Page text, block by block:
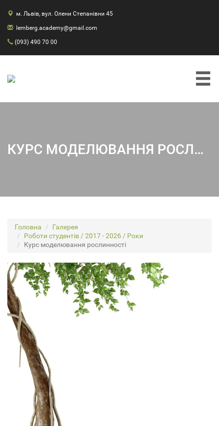
м. Львів, вул. Олени Степанівни 45
lemberg.academy@gmail.com
(093) 490 70 00
КУРС МОДЕЛЮВАННЯ РОСЛИННОСТІ
Головна
Галерея
Роботи студентів / 2017 - 2026 / Роки
Курс моделювання рослинності